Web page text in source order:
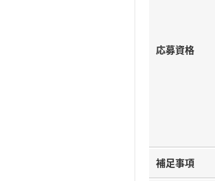
応募資格
補足事項